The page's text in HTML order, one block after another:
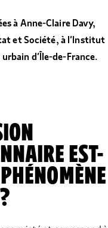
à Anne-Claire Davy,
et Société, à l’Institut
d’Île-de-France.
EST-